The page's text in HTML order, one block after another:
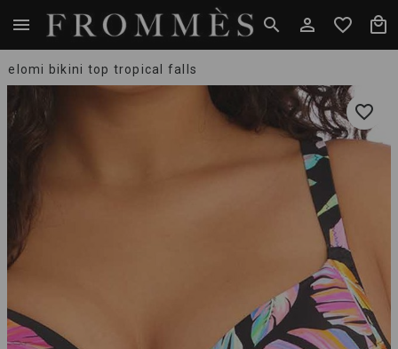
elomi bikini top tropical falls